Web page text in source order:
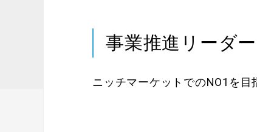
事業推進リーダ
ニッチマーケットでのNO1を目